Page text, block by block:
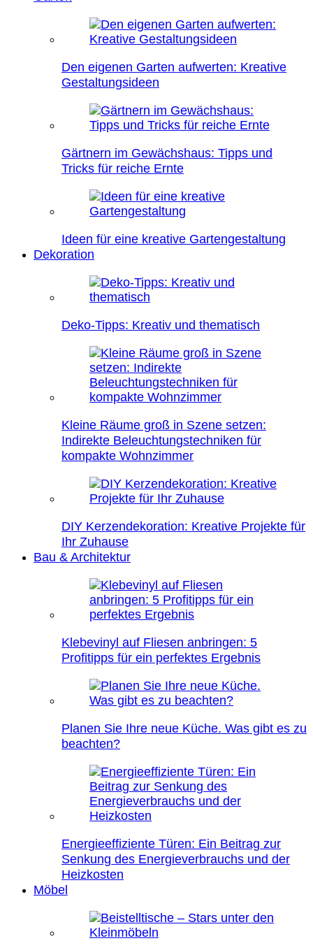
Den eigenen Garten aufwerten: Kreative
Gestaltungsideen
Gärtnern im Gewächshaus: Tipps und
Tricks für reiche Ernte
Ideen für eine kreative Gartengestaltung
Dekoration
Deko-Tipps: Kreativ und thematisch
Kleine Räume groß in Szene setzen:
Indirekte Beleuchtungstechniken für
kompakte Wohnzimmer
DIY Kerzendekoration: Kreative Projekte für
Ihr Zuhause
Bau & Architektur
Klebevinyl auf Fliesen anbringen: 5
Profitipps für ein perfektes Ergebnis
Planen Sie Ihre neue Küche. Was gibt es zu
beachten?
Energieeffiziente Türen: Ein Beitrag zur
Senkung des Energieverbrauchs und der
Heizkosten
Möbel